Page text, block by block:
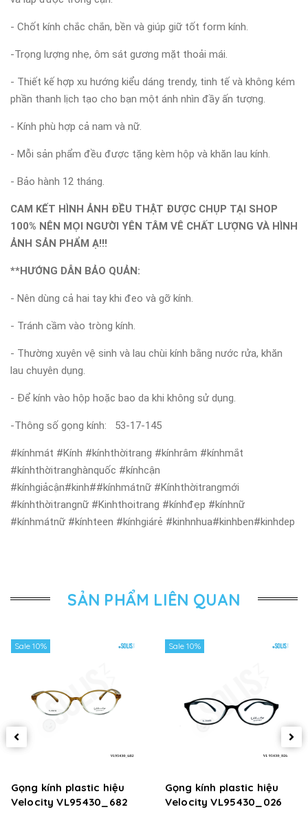
- Chốt kính chắc chắn, bền và giúp giữ tốt form kính.
-Trọng lượng nhẹ, ôm sát gương mặt thoải mái.
- Thiết kế hợp xu hướng kiểu dáng trendy, tinh tế và không kém
phần thanh lịch tạo cho bạn một ánh nhìn đầy ấn tượng.
- Kính phù hợp cả nam và nữ.
- Mỗi sản phẩm đều được tặng kèm hộp và khăn lau kính.
- Bảo hành 12 tháng.
CAM KẾT HÌNH ẢNH ĐỀU THẬT ĐƯỢC CHỤP TẠI SHOP
100% NÊN MỌI NGƯỜI YÊN TÂM VÊ CHẤT LƯỢNG VÀ HÌNH
ẢNH SẢN PHẨM Ạ!!!
**HƯỚNG DẪN BẢO QUẢN:
- Nên dùng cả hai tay khi đeo và gỡ kính.
- Tránh cầm vào tròng kính.
- Thường xuyên vệ sinh và lau chùi kính bằng nước rửa, khăn
lau chuyên dụng.
- Để kính vào hộp hoặc bao da khi không sử dụng.
-Thông số gọng kính: 53-17-145
#kínhmát #Kính #kínhthờitrang #kínhrâm #kínhmắt
#kínhthờitranghànquốc #kínhcận
#kínhgiảcận#kinh##kínhmátnữ #Kínhthờitrangmới
#kínhthờitrangnữ #Kinhthoitrang #kínhđẹp #kínhnữ
#kínhmátnữ #kínhteen #kínhgiárẻ #kinhnhua#kinhben#kinhdep
SẢN PHẨM LIÊN QUAN
Sale 10%
Gọng kính plastic hiệu
Velocity VL95430_682
Sale 10%
Gọng kính plastic hiệu
Velocity VL95430_026